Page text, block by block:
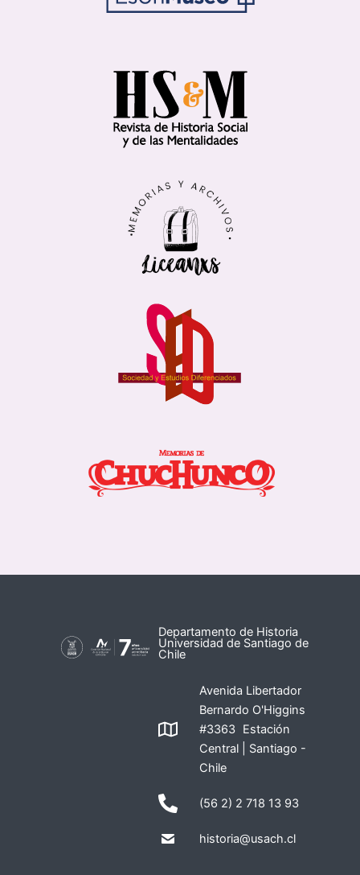
Departamento de Historia
Universidad de Santiago de
Chile
Avenida Libertador
Bernardo O'Higgins
#3363 Estación
Central | Santiago -
Chile
(56 2) 2 718 13 93
historia@usach.cl